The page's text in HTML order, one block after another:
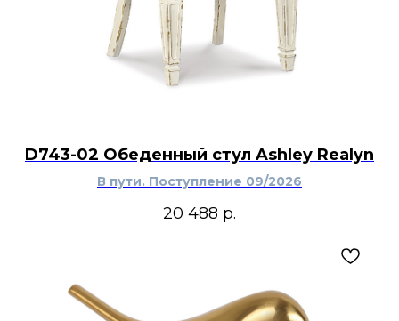
D743-02 Обеденный стул Ashley Realyn
В пути. Поступление 09/2026
20 488 р.